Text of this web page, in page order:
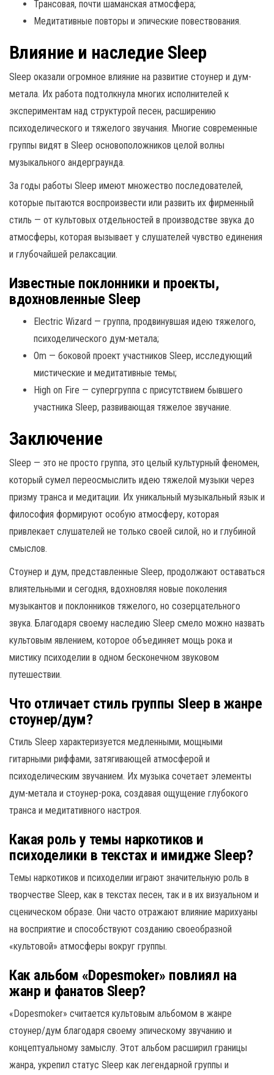
Трансовая, почти шаманская атмосфера;
Медитативные повторы и эпические повествования.
Влияние и наследие Sleep
Sleep оказали огромное влияние на развитие стоунер и дум-
метала. Их работа подтолкнула многих исполнителей к
экспериментам над структурой песен, расширению
психоделического и тяжелого звучания. Многие современные
группы видят в Sleep основоположников целой волны
музыкального андерграунда.
За годы работы Sleep имеют множество последователей,
которые пытаются воспроизвести или развить их фирменный
стиль — от культовых отдельностей в производстве звука до
атмосферы, которая вызывает у слушателей чувство единения
и глубочайшей релаксации.
Известные поклонники и проекты,
вдохновленные Sleep
Electric Wizard — группа, продвинувшая идею тяжелого,
психоделического дум-метала;
Om — боковой проект участников Sleep, исследующий
мистические и медитативные темы;
High on Fire — супергруппа с присутствием бывшего
участника Sleep, развивающая тяжелое звучание.
Заключение
Sleep — это не просто группа, это целый культурный феномен,
который сумел переосмыслить идею тяжелой музыки через
призму транса и медитации. Их уникальный музыкальный язык и
философия формируют особую атмосферу, которая
привлекает слушателей не только своей силой, но и глубиной
смыслов.
Стоунер и дум, представленные Sleep, продолжают оставаться
влиятельными и сегодня, вдохновляя новые поколения
музыкантов и поклонников тяжелого, но созерцательного
звука. Благодаря своему наследию Sleep смело можно назвать
культовым явлением, которое объединяет мощь рока и
мистику психоделии в одном бесконечном звуковом
путешествии.
Что отличает стиль группы Sleep в жанре
стоунер/дум?
Стиль Sleep характеризуется медленными, мощными
гитарными риффами, затягивающей атмосферой и
психоделическим звучанием. Их музыка сочетает элементы
дум-метала и стоунер-рока, создавая ощущение глубокого
транса и медитативного настроя.
Какая роль у темы наркотиков и
психоделики в текстах и имидже Sleep?
Темы наркотиков и психоделии играют значительную роль в
творчестве Sleep, как в текстах песен, так и в их визуальном и
сценическом образе. Они часто отражают влияние марихуаны
на восприятие и способствуют созданию своеобразной
«культовой» атмосферы вокруг группы.
Как альбом «Dopesmoker» повлиял на
жанр и фанатов Sleep?
«Dopesmoker» считается культовым альбомом в жанре
стоунер/дум благодаря своему эпическому звучанию и
концептуальному замыслу. Этот альбом расширил границы
жанра, укрепил статус Sleep как легендарной группы и